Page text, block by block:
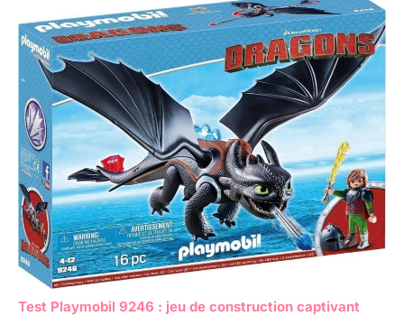
Test Playmobil 9246 : jeu de construction captivant